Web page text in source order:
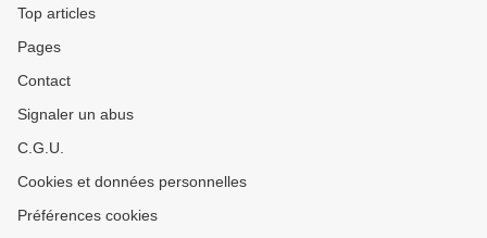
Top articles
Pages
Contact
Signaler un abus
C.G.U.
Cookies et données personnelles
Préférences cookies